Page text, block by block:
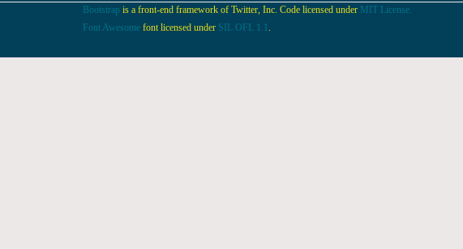
Bootstrap is a front-end framework of Twitter, Inc. Code licensed under MIT License.
Font Awesome font licensed under SIL OFL 1.1 .